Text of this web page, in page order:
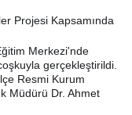
Projesi Kapsamında
Merkezi'nde
gerçekleştirildi.
Resmi Kurum
Müdürü Dr. Ahmet